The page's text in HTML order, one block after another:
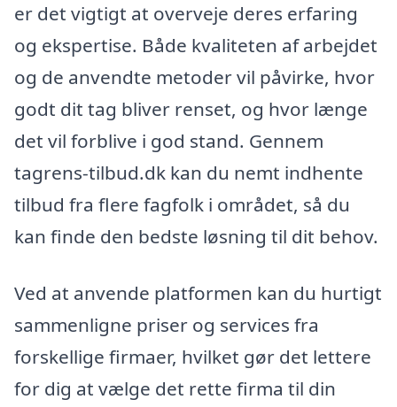
er det vigtigt at overveje deres erfaring
og ekspertise. Både kvaliteten af arbejdet
og de anvendte metoder vil påvirke, hvor
godt dit tag bliver renset, og hvor længe
det vil forblive i god stand. Gennem
tagrens-tilbud.dk kan du nemt indhente
tilbud fra flere fagfolk i området, så du
kan finde den bedste løsning til dit behov.
Ved at anvende platformen kan du hurtigt
sammenligne priser og services fra
forskellige firmaer, hvilket gør det lettere
for dig at vælge det rette firma til din